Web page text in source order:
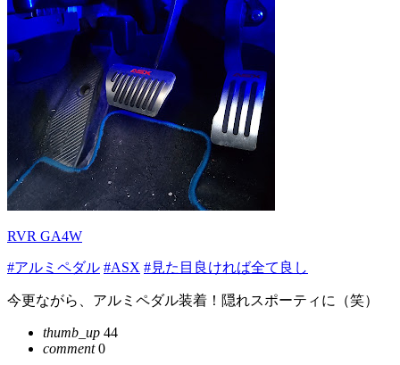
RVR GA4W
#アルミペダル #ASX #見た目良ければ全て良し
今更ながら、アルミペダル装着！隠れスポーティに（笑）
thumb_up 44
comment0